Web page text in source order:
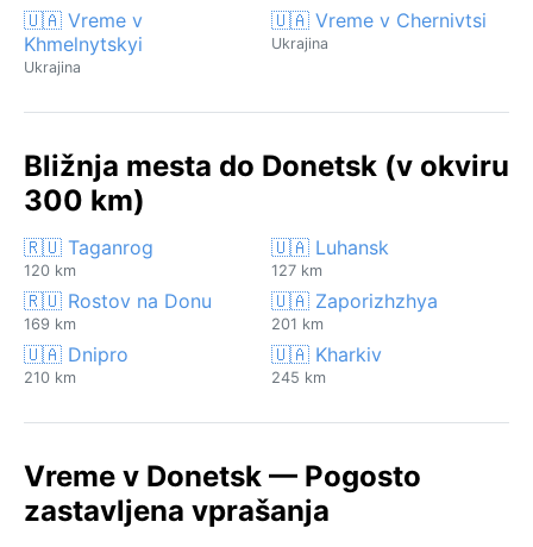
🇺🇦 Vreme v
Khmelnytskyi
Ukrajina
🇺🇦 Vreme v Chernivtsi
Ukrajina
Bližnja mesta do Donetsk (v okviru
300 km)
🇷🇺 Taganrog
120 km
🇺🇦 Luhansk
127 km
🇷🇺 Rostov na Donu
169 km
🇺🇦 Zaporizhzhya
201 km
🇺🇦 Dnipro
210 km
🇺🇦 Kharkiv
245 km
Vreme v Donetsk — Pogosto
zastavljena vprašanja